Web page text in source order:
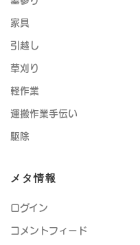
家具
引越し
草刈り
軽作業
運搬作業手伝い
駆除
メタ情報
ログイン
コメントフィード